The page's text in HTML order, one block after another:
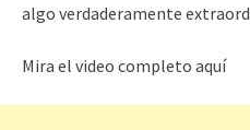
algo verdaderamente
Mira el video completo aquí